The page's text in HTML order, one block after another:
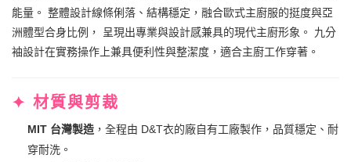
能量。 整體設計線條俐落、結構穩定，融合歐式主廚服的挺度與亞
洲體型合身比例， 呈現出專業與設計感兼具的現代主廚形象。 九分
袖設計在實務操作上兼具便利性與整潔度，適合主廚工作穿著。
✦ 材質與剪裁
MIT 台灣製造 ，全程由 D&T衣的廠自有工廠製作，品質穩定、耐
穿耐洗。